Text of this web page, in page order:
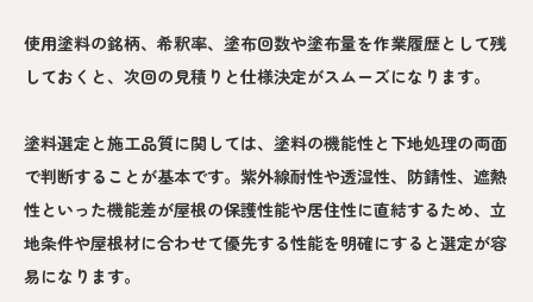
使用塗料の銘柄、希釈率、塗布回数や塗布量を作業履歴として残
しておくと、次回の見積りと仕様決定がスムーズになります。
塗料選定と施工品質に関しては、塗料の機能性と下地処理の両面
で判断することが基本です。紫外線耐性や透湿性、防錆性、遮熱
性といった機能差が屋根の保護性能や居住性に直結するため、立
地条件や屋根材に合わせて優先する性能を明確にすると選定が容
易になります。